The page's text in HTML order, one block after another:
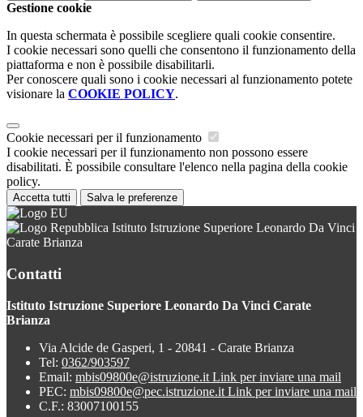
Gestione cookie
In questa schermata è possibile scegliere quali cookie consentire.
I cookie necessari sono quelli che consentono il funzionamento della
piattaforma e non è possibile disabilitarli.
Per conoscere quali sono i cookie necessari al funzionamento potete
visionare la COOKIE POLICY.
Cookie necessari per il funzionamento
I cookie necessari per il funzionamento non possono essere
disabilitati. È possibile consultare l'elenco nella pagina della cookie
policy.
Accetta tutti Salva le preferenze
Istituto Istruzione Superiore Leonardo Da Vinci
Carate Brianza
Contatti
Istituto Istruzione Superiore Leonardo Da Vinci Carate
Brianza
Via Alcide de Gasperi, 1 - 20841 - Carate Brianza
Tel: 0362/903597
Email: mbis09800e@istruzione.it Link per inviare una mail
PEC: mbis09800e@pec.istruzione.it Link per inviare una mail
C.F.: 83007100155